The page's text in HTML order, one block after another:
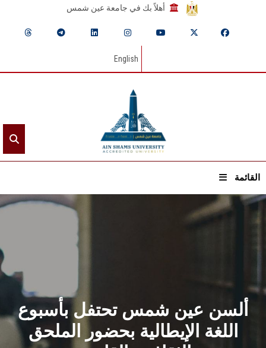
أهلاً بك في جامعة عين شمس
English
القائمة
الرئيسيـة
القطاعـات
الشئون الأكاديمية
البحث العلمي
ألسن عين شمس تحتفل بأسبوع
اللغة الإيطالية بحضور الملحق